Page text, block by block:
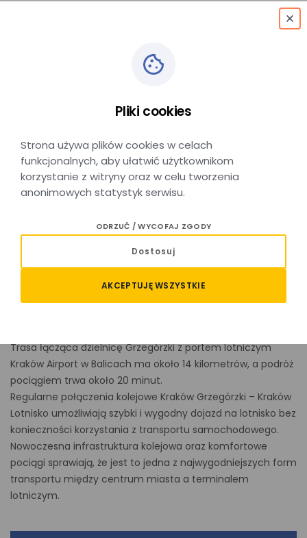
Kraków Grzegórzki→
Relacja Kraków Grzegórzki –
Kraków Lotnisko – sprawdź
połączenia i kup bilet
Planujesz podróż pociągiem na trasie Kraków Grzegórzki –
Trasa łącząca dzielnicę Grzegórzki z portem lotniczym
Kraków Airport w Balicach ma około 14 kilometrów, a podróż
pociągiem trwa około 20 minut.
Regularne połączenia kolejowe Kraków Grzegórzki – Kraków
Lotnisko umożliwiają szybki i wygodny dojazd na lotnisko bez
konieczności korzystania z transportu samochodowego.
Nowoczesna infrastruktura kolejowa oraz komfortowe
pociągi sprawiają, że jest to jedna z najwygodniejszych form
transportu między centrum miasta a terminalem
lotniczym.
Pliki cookies
Strona używa plików cookies w celach
funkcjonalnych, aby ułatwić użytkownikom
korzystanie z witryny oraz w celu tworzenia
anonimowych statystyk serwisu.
ODRZUĆ / WYCOFAJ ZGODY
Dostosuj
AKCEPTUJĘ WSZYSTKIE